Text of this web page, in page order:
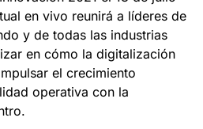
en vivo reunirá a líderes de
y de todas las industrias
en cómo la digitalización
el crecimiento
operativa con la